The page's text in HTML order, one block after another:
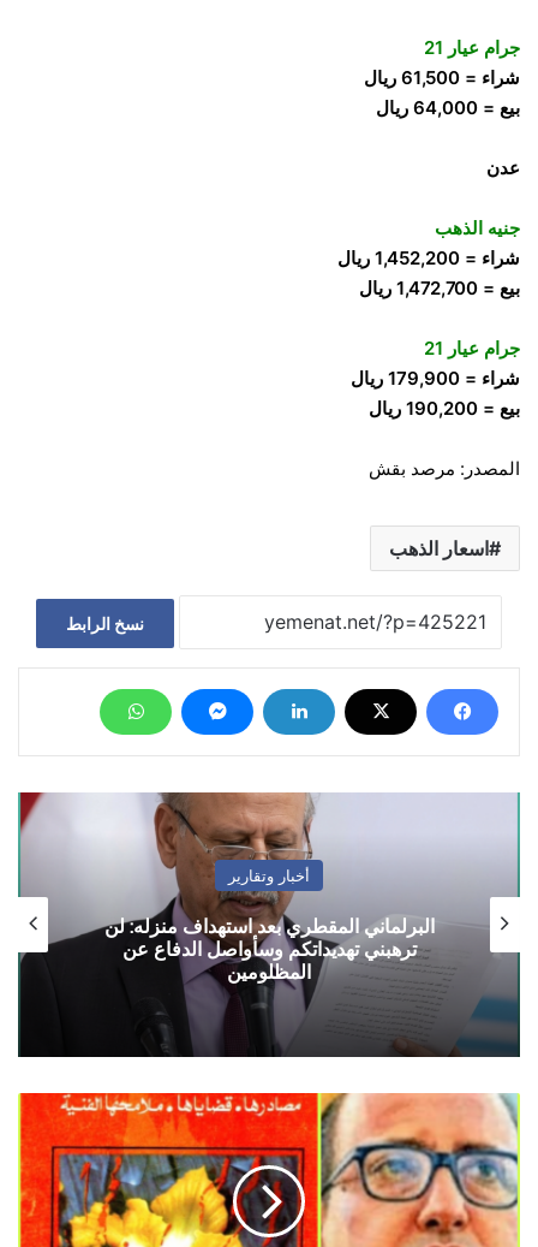
جرام عيار 21
شراء = 61,500 ريال
بيع = 64,000 ريال
عدن
جنيه الذهب
شراء = 1,452,200 ريال
بيع = 1,472,700 ريال
جرام عيار 21
شراء = 179,900 ريال
بيع = 190,200 ريال
المصدر: مرصد بقش
اسعار الذهب
نسخ الرابط
أخبار وتقارير
البرلماني المقطري بعد استهداف منزله: لن
ترهبني تهديداتكم وسأواصل الدفاع عن
المظلومين
لماذا
أعود
اليه
مرة
أخرى..؟!